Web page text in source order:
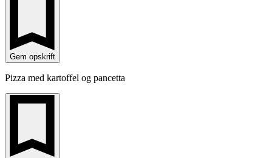
Gem opskrift
Pizza med kartoffel og pancetta